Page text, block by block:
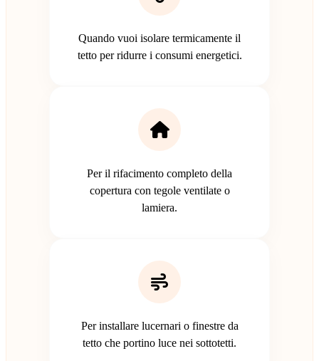
Quando vuoi isolare termicamente il
tetto per ridurre i consumi energetici.
Per il rifacimento completo della
copertura con tegole ventilate o
lamiera.
Per installare lucernari o finestre da
tetto che portino luce nei sottotetti.